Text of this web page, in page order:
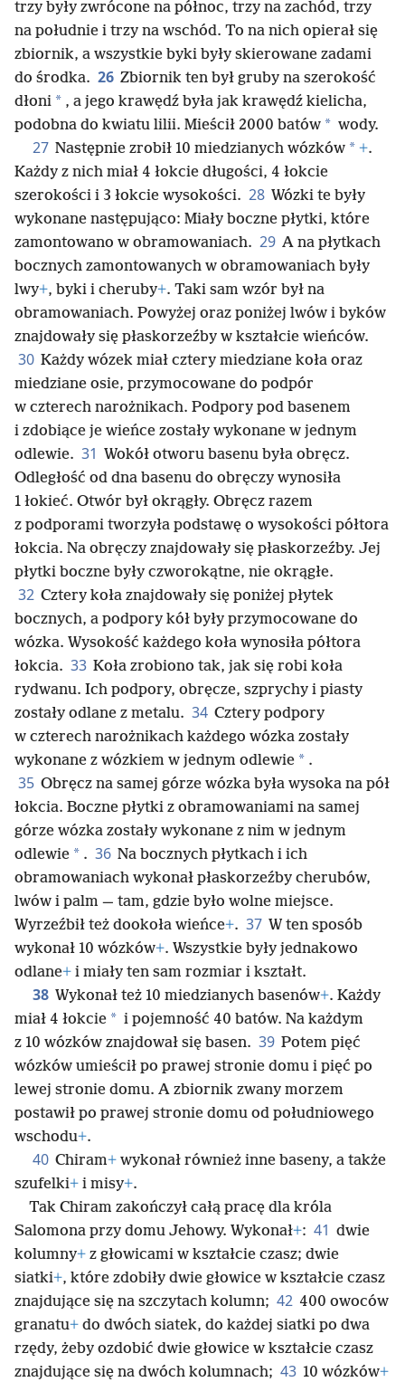
trzy były zwrócone na północ, trzy na zachód, trzy
na południe i trzy na wschód. To na nich opierał się
zbiornik, a wszystkie byki były skierowane zadami
do środka. 26 Zbiornik ten był gruby na szerokość
dłoni * , a jego krawędź była jak krawędź kielicha,
podobna do kwiatu lilii. Mieścił 2000 batów * wody.
27 Następnie zrobił 10 miedzianych wózków * +.
Każdy z nich miał 4 łokcie długości, 4 łokcie
szerokości i 3 łokcie wysokości. 28 Wózki te były
wykonane następująco: Miały boczne płytki, które
zamontowano w obramowaniach. 29 A na płytkach
bocznych zamontowanych w obramowaniach były
lwy+, byki i cheruby+. Taki sam wzór był na
obramowaniach. Powyżej oraz poniżej lwów i byków
znajdowały się płaskorzeźby w kształcie wieńców.
30 Każdy wózek miał cztery miedziane koła oraz
miedziane osie, przymocowane do podpór
w czterech narożnikach. Podpory pod basenem
i zdobiące je wieńce zostały wykonane w jednym
odlewie. 31 Wokół otworu basenu była obręcz.
Odległość od dna basenu do obręczy wynosiła
1 łokieć. Otwór był okrągły. Obręcz razem
z podporami tworzyła podstawę o wysokości półtora
łokcia. Na obręczy znajdowały się płaskorzeźby. Jej
płytki boczne były czworokątne, nie okrągłe.
32 Cztery koła znajdowały się poniżej płytek
bocznych, a podpory kół były przymocowane do
wózka. Wysokość każdego koła wynosiła półtora
łokcia. 33 Koła zrobiono tak, jak się robi koła
rydwanu. Ich podpory, obręcze, szprychy i piasty
zostały odlane z metalu. 34 Cztery podpory
w czterech narożnikach każdego wózka zostały
wykonane z wózkiem w jednym odlewie * .
35 Obręcz na samej górze wózka była wysoka na pół
łokcia. Boczne płytki z obramowaniami na samej
górze wózka zostały wykonane z nim w jednym
odlewie * . 36 Na bocznych płytkach i ich
obramowaniach wykonał płaskorzeźby cherubów,
lwów i palm — tam, gdzie było wolne miejsce.
Wyrzeźbił też dookoła wieńce+. 37 W ten sposób
wykonał 10 wózków+. Wszystkie były jednakowo
odlane+ i miały ten sam rozmiar i kształt.
38 Wykonał też 10 miedzianych basenów+. Każdy
miał 4 łokcie * i pojemność 40 batów. Na każdym
z 10 wózków znajdował się basen. 39 Potem pięć
wózków umieścił po prawej stronie domu i pięć po
lewej stronie domu. A zbiornik zwany morzem
postawił po prawej stronie domu od południowego
wschodu+.
40 Chiram+ wykonał również inne baseny, a także
szufelki+ i misy+.
Tak Chiram zakończył całą pracę dla króla
Salomona przy domu Jehowy. Wykonał+: 41 dwie
kolumny+ z głowicami w kształcie czasz; dwie
siatki+, które zdobiły dwie głowice w kształcie czasz
znajdujące się na szczytach kolumn; 42 400 owoców
granatu+ do dwóch siatek, do każdej siatki po dwa
rzędy, żeby ozdobić dwie głowice w kształcie czasz
znajdujące się na dwóch kolumnach; 43 10 wózków+